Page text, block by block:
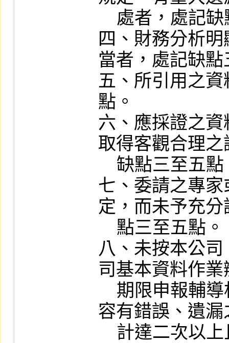
四、財務分析
當者，處記缺點
五、所引用之
點。
六、應採證之
取得客觀合理
七、委請之專
定，而未予充
八、未按本公
司基本資料作
容有錯誤、遺